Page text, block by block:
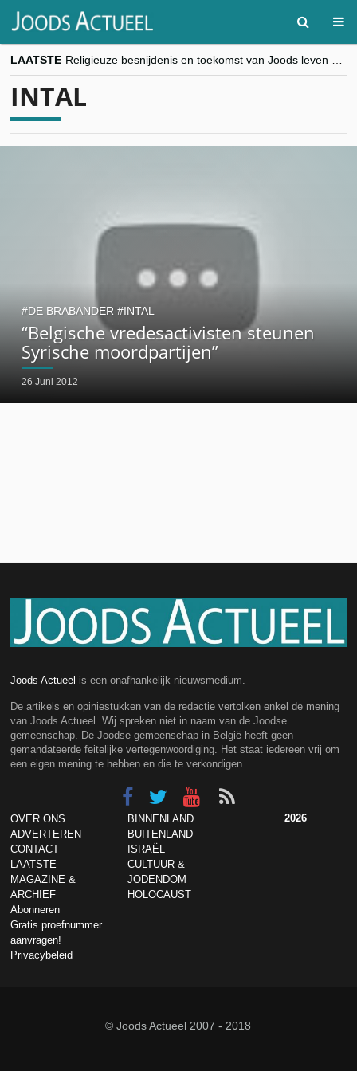
LAATSTE
“Besnijdenisdebat toont hoe moeilijk seculiere Westen minderheden begrijpt”, Jinnih Beels (Vooruit)
INTAL
“Belgische vredesactivisten steunen
Syrische moordpartijen”
26 Juni 2012
DE BRABANDER INTAL
Joods Actueel is een onafhankelijk nieuwsmedium.
De artikels en opiniestukken van de redactie vertolken enkel de mening
van Joods Actueel. Wij spreken niet in naam van de Joodse
gemeenschap. De Joodse gemeenschap in België heeft geen
gemandateerde feitelijke vertegenwoordiging. Het staat iedereen vrij om
een eigen mening te hebben en die te verkondigen.
OVER ONS
ADVERTEREN
CONTACT
LAATSTE
MAGAZINE &
ARCHIEF
Abonneren
Gratis proefnummer
aanvragen!
Privacybeleid
BINNENLAND
BUITENLAND
ISRAËL
CULTUUR &
JODENDOM
HOLOCAUST
2026
© Joods Actueel 2007 - 2018